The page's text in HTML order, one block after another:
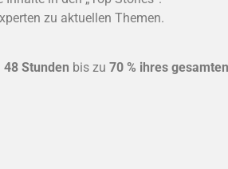
zu aktuellen Themen.
48 Stunden bis zu 70 % ihres